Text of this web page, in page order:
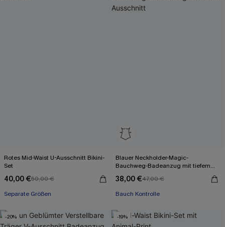
Rotes Mid-Waist U-Ausschnitt Bikini-
Set
40,00 €50,00 €
Separate Größen
Blauer Neckholder-Magic-
Bauchweg-Badeanzug mit tiefem
38,00 €47,00 €
Bauch Kontrolle
-20% -19%